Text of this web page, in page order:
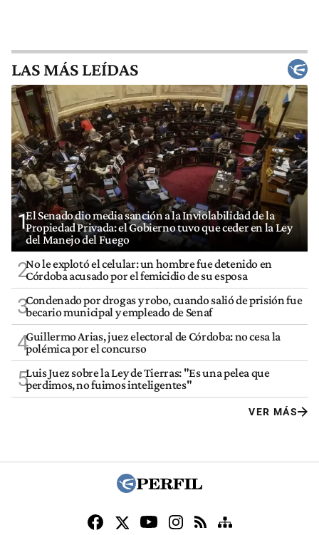
LAS MÁS LEÍDAS
1El Senado dio media sanción a la Inviolabilidad de la
Propiedad Privada: el Gobierno tuvo que ceder en la Ley
del Manejo del Fuego
2No le explotó el celular: un hombre fue detenido en
Córdoba acusado por el femicidio de su esposa
3Condenado por drogas y robo, cuando salió de prisión fue
becario municipal y empleado de Senaf
4Guillermo Arias, juez electoral de Córdoba: no cesa la
polémica por el concurso
5Luis Juez sobre la Ley de Tierras: "Es una pelea que
perdimos, no fuimos inteligentes"
VER MÁS